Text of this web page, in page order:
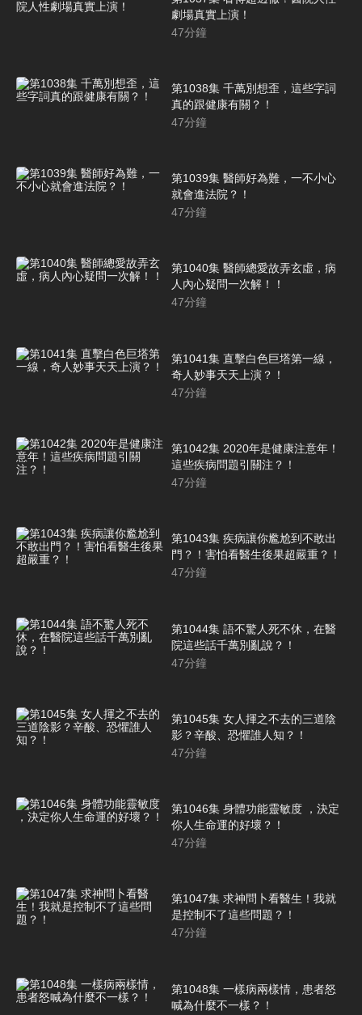
劇場真實上演！
47分鐘
第1038集 千萬別想歪，這些字詞
真的跟健康有關？！
47分鐘
第1039集 醫師好為難，一不小心
就會進法院？！
47分鐘
第1040集 醫師總愛故弄玄虛，病
人內心疑問一次解！！
47分鐘
第1041集 直擊白色巨塔第一線，
奇人妙事天天上演？！
47分鐘
第1042集 2020年是健康注意年！
這些疾病問題引關注？！
47分鐘
第1043集 疾病讓你尷尬到不敢出
門？！害怕看醫生後果超嚴重？！
47分鐘
第1044集 語不驚人死不休，在醫
院這些話千萬別亂說？！
47分鐘
第1045集 女人揮之不去的三道陰
影？辛酸、恐懼誰人知？！
47分鐘
第1046集 身體功能靈敏度 ，決定
你人生命運的好壞？！
47分鐘
第1047集 求神問卜看醫生！我就
是控制不了這些問題？！
47分鐘
第1048集 一樣病兩樣情，患者怒
喊為什麼不一樣？！